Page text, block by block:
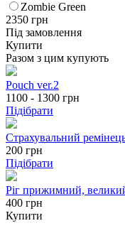
Zombie Green
2350 грн
Під замовлення
Купити
Разом з цим купують
Pouch ver.2
1100 - 1300 грн
Підібрати
Страхувальний
200 грн
Підібрати
Ріг прижимний,
400 грн
Купити